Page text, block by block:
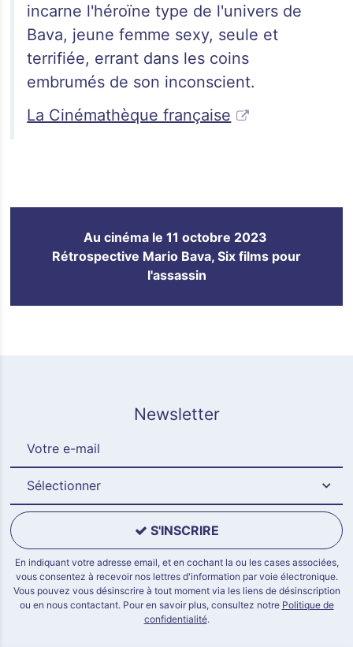
incarne l'héroïne type de l'univers de
Bava, jeune femme sexy, seule et
terrifiée, errant dans les coins
embrumés de son inconscient.
La Cinémathèque française
Au cinéma le 11 octobre 2023
Rétrospective Mario Bava, Six films pour
l'assassin
Newsletter
Sélectionner
S'INSCRIRE
En indiquant votre adresse email, et en cochant la ou les cases associées,
vous consentez à recevoir nos lettres d'information par voie électronique.
Vous pouvez vous désinscrire à tout moment via les liens de désinscription
ou en nous contactant. Pour en savoir plus, consultez notre Politique de
confidentialité.